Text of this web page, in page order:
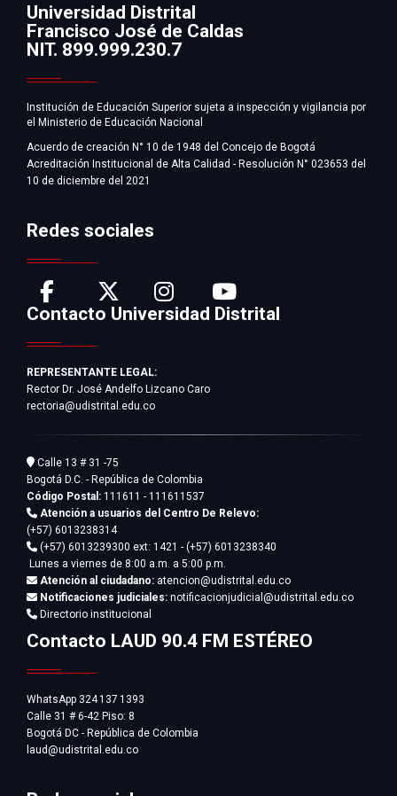
Información
Universidad Distrital
Francisco José de Caldas
NIT. 899.999.230.7
Institución de Educación Superior sujeta a inspección y vigilancia por
el Ministerio de Educación Nacional
Acuerdo de creación N° 10 de 1948 del Concejo de Bogotá
Acreditación Institucional de Alta Calidad - Resolución N° 023653 del
10 de diciembre del 2021
Redes sociales
Contacto Universidad Distrital
REPRESENTANTE LEGAL:
Rector Dr. José Andelfo Lizcano Caro
rectoria@udistrital.edu.co
Calle 13 # 31 -75
Bogotá D.C. - República de Colombia
Código Postal: 111611 - 111611537
Atención a usuarios del Centro De Relevo:
(+57) 6013238314
(+57) 6013239300 ext: 1421 - (+57) 6013238340
Lunes a viernes de 8:00 a.m. a 5:00 p.m.
Atención al ciudadano: atencion@udistrital.edu.co
Notificaciones judiciales: notificacionjudicial@udistrital.edu.co
Directorio institucional
Contacto LAUD 90.4 FM ESTÉREO
WhatsApp 324 137 1393
Calle 31 # 6-42 Piso: 8
Bogotá DC - República de Colombia
laud@udistrital.edu.co